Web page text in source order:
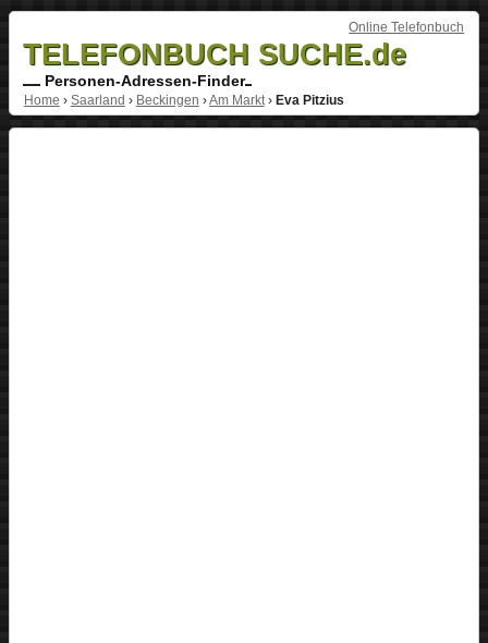
Online Telefonbuch
TELEFONBUCH SUCHE.de
Personen-Adressen-Finder
Home › Saarland › Beckingen ›Am Markt› Eva Pitzius